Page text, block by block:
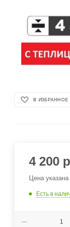
В ИЗБРАННОЕ
4 200
Цена
Есть в